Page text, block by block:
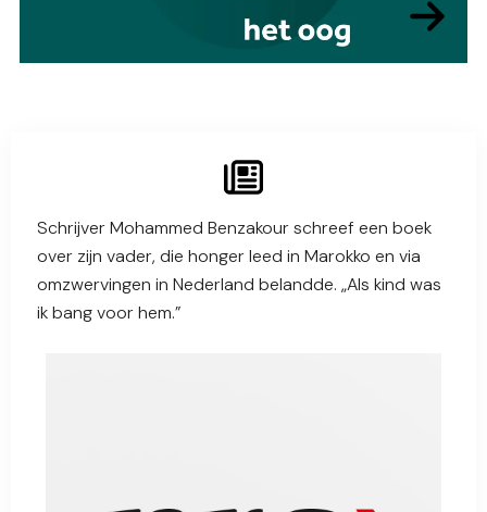
Schrijver Mohammed Benzakour schreef een boek
over zijn vader, die honger leed in Marokko en via
omzwervingen in Nederland belandde. „Als kind was
ik bang voor hem.”